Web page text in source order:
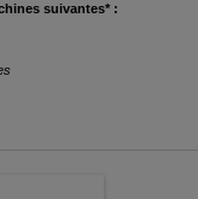
suivantes* :